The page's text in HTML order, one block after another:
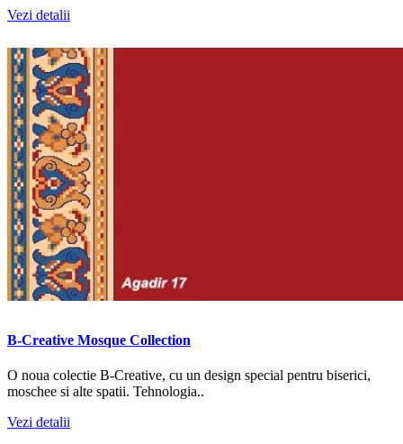
Vezi detalii
B-Creative Mosque Collection
O noua colectie B-Creative, cu un design special pentru biserici,
moschee si alte spatii. Tehnologia..
Vezi detalii